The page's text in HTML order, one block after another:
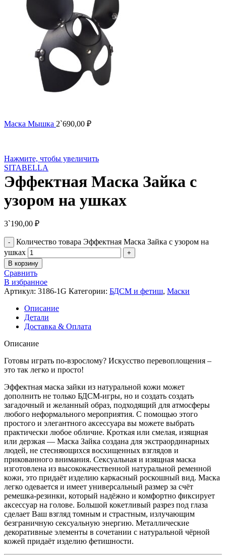
Маска Мышка 2`690,00 ₽
Нажмите, чтобы увеличить
SITABELLA
Эффектная Маска Зайка с
узором на ушках
3`190,00 ₽
Количество товара Эффектная Маска Зайка с узором на
ушках
В корзину
Сравнить
В избранное
Артикул: 3186-1G Категории: БДСМ и фетиш, Маски
Описание
Детали
Доставка & Оплата
Описание
Готовы играть по-взрослому? Искусство перевоплощения –
это так легко и просто!
Эффектная маска зайки из натуральной кожи может
дополнить не только БДСМ-игры, но и создать создать
загадочный и желанный образ, подходящий для атмосферы
любого неформального мероприятия. С помощью этого
простого и элегантного аксессуара вы можете выбрать
практически любое обличие. Кроткая или смелая, изящная
или дерзкая — Маска Зайка создана для экстраординарных
людей, не стесняющихся восхищенных взглядов и
прикованного внимания. Сексуальная и изящная маска
изготовлена из высококачественной натуральной ременной
кожи, это придаёт изделию каркасный роскошный вид. Маска
легко одевается и имеет универсальный размер за счёт
ремешка-резинки, который надёжно и комфортно фиксирует
аксессуар на голове. Большой кокетливый разрез под глаза
сделает Ваш взгляд томным и страстным, излучающим
безграничную сексуальную энергию. Металлические
декоративные элементы в сочетании с натуральной чёрной
кожей придаёт изделию фетишности.